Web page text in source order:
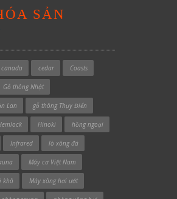
SẢN
canada cedar Coasts
Gỗ thông Nhật
Lan gỗ thông Thụy Điển
Hinoki hồng ngoại
Infrared lò xông đá
Máy cơ Việt Nam
khô Máy xông hơi ướt